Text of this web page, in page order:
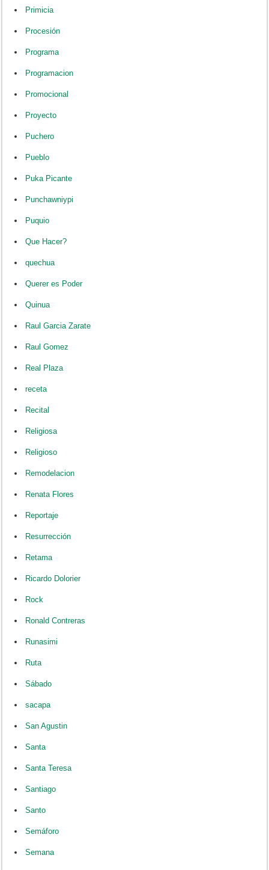
Primicia
Procesión
Programa
Programacion
Promocional
Proyecto
Puchero
Pueblo
Puka Picante
Punchawniypi
Puquio
Que Hacer?
quechua
Querer es Poder
Quinua
Raul Garcia Zarate
Raul Gomez
Real Plaza
receta
Recital
Religiosa
Religioso
Remodelacion
Renata Flores
Reportaje
Resurrección
Retama
Ricardo Dolorier
Rock
Ronald Contreras
Runasimi
Ruta
Sábado
sacapa
San Agustin
Santa
Santa Teresa
Santiago
Santo
Semáforo
Semana